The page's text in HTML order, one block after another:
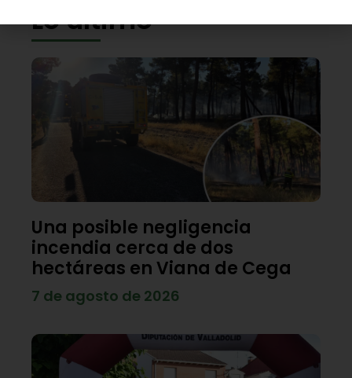
Lo último
Una posible negligencia
incendia cerca de dos
hectáreas en Viana de Cega
7 de agosto de 2026